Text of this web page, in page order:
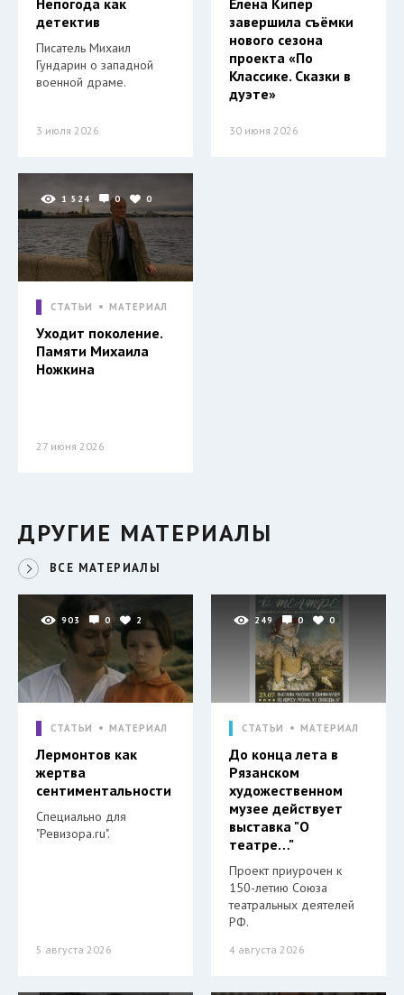
детектив
Писатель Михаил
Гундарин о западной
военной драме.
3 июля 2026
завершила съёмки
нового сезона
проекта «По
Классике. Сказки в
дуэте»
30 июня 2026
1 524 0 0
СТАТЬИ МАТЕРИАЛ
Уходит поколение.
Памяти Михаила
Ножкина
27 июня 2026
ДРУГИЕ МАТЕРИАЛЫ
ВСЕ МАТЕРИАЛЫ
903 0 2
СТАТЬИ МАТЕРИАЛ
Лермонтов как
жертва
сентиментальности
Специально для
"Ревизора.ru".
5 августа 2026
249 0 0
СТАТЬИ МАТЕРИАЛ
До конца лета в
Рязанском
художественном
музее действует
выставка "О
театре…"
Проект приурочен к
150-летию Союза
театральных деятелей
РФ.
4 августа 2026